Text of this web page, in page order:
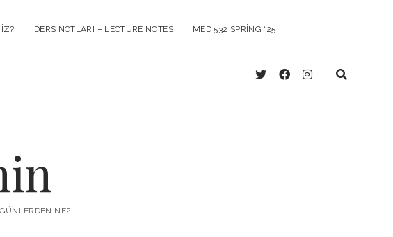
DERS NOTLARI – LECTURE NOTES MED 532 SPRING ‘25
twitterfacebook
instagram
NE?